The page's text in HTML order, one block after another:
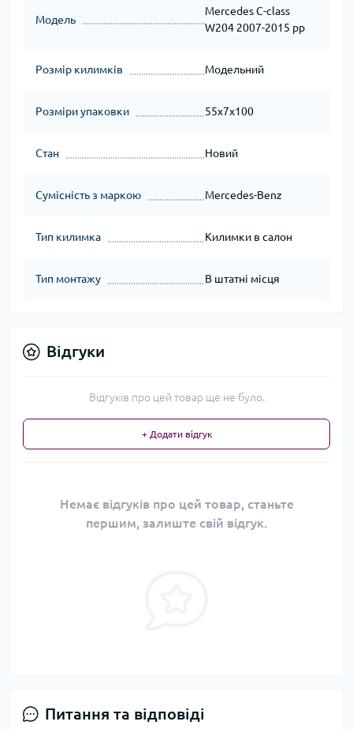
Модель
Mercedes C-class
W204 2007-2015 рр
Розмір килимків Модельний
Розміри упаковки 55x7x100
Стан Новий
Сумісність з маркою Mercedes-Benz
Тип килимка Килимки в салон
Тип монтажу В штатні місця
Відгуки
Відгуків про цей товар ще не було.
+ Додати відгук
Немає відгуків про цей товар, станьте
першим, залиште свій відгук.
Питання та відповіді